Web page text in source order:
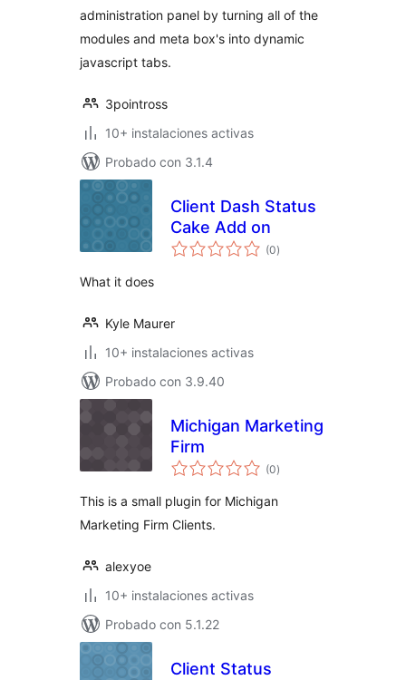
administration panel by turning all of the
modules and meta box's into dynamic
javascript tabs.
3pointross
10+ instalaciones activas
Probado con 3.1.4
Client Dash Status
Cake Add on
(0total
de
)
What it does
Kyle Maurer
10+ instalaciones activas
Probado con 3.9.40
Michigan Marketing
Firm
(0total
de
)
This is a small plugin for Michigan
Marketing Firm Clients.
alexyoe
10+ instalaciones activas
Probado con 5.1.22
Client Status